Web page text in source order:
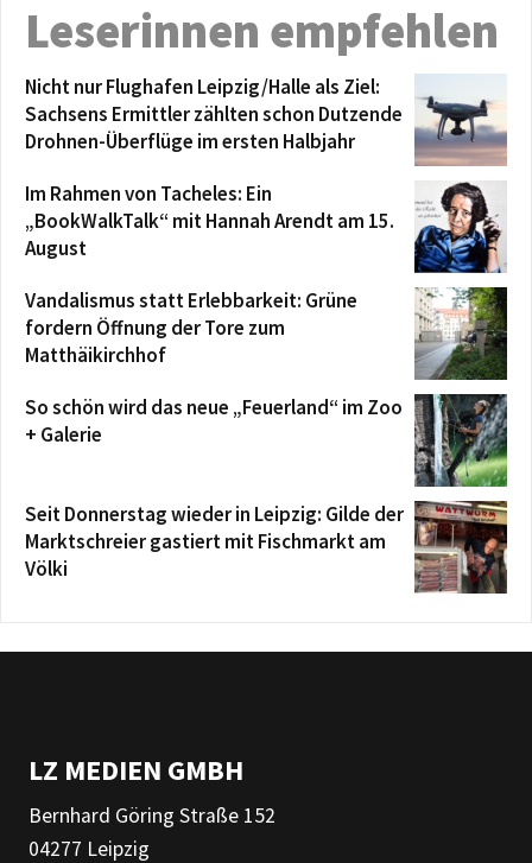
Leserinnen empfehlen
Nicht nur Flughafen Leipzig/Halle als Ziel:
Sachsens Ermittler zählten schon Dutzende
Drohnen-Überflüge im ersten Halbjahr
Im Rahmen von Tacheles: Ein
„BookWalkTalk“ mit Hannah Arendt am 15.
August
Vandalismus statt Erlebbarkeit: Grüne
fordern Öffnung der Tore zum
Matthäikirchhof
So schön wird das neue „Feuerland“ im Zoo
+ Galerie
Seit Donnerstag wieder in Leipzig: Gilde der
Marktschreier gastiert mit Fischmarkt am
Völki
LZ MEDIEN GMBH
Bernhard Göring Straße 152
04277 Leipzig